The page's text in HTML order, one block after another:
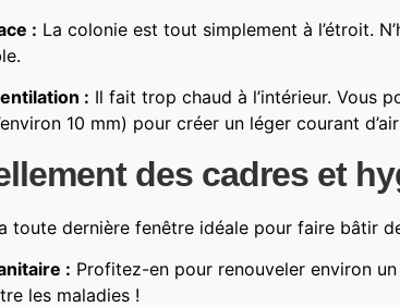
: La colonie est tout simplement à l’étroit.
: Il fait trop chaud à l’intérieur. Vous
10 mm) pour créer un léger courant
des cadres et
toute dernière fenêtre idéale pour faire bâtir
: Profitez-en pour renouveler environ
les maladies !